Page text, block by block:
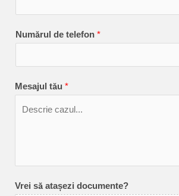
Numărul de telefon *
Mesajul tău *
Vrei să atașezi documente?